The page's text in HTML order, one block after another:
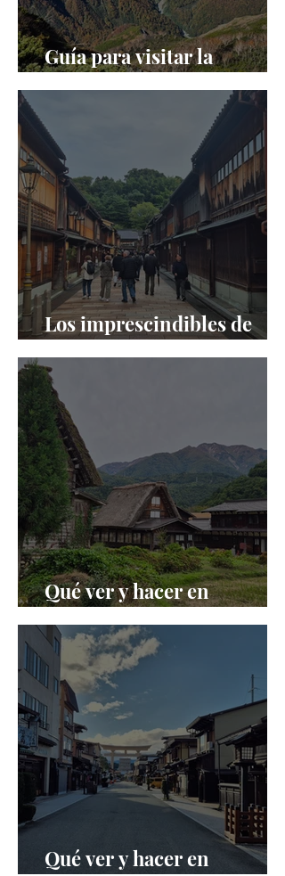
Guía para visitar la
prefectura de Nagano
Los imprescindibles de
Kanazawa
Qué ver y hacer en
Shirakawago
Qué ver y hacer en